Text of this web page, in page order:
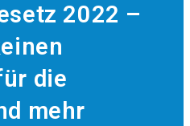
2022 –
die
mehr